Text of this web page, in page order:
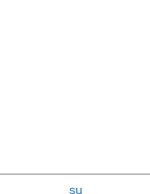
su